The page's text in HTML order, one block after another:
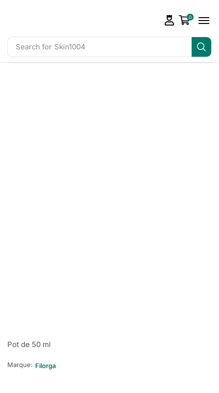
Search for Skin1004
0
Pot de 50 ml
Marque: Filorga